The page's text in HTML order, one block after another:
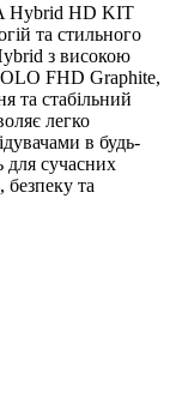
Hybrid HD KIT
та стильного
з високою
FHD Graphite,
та стабільний
легко
в будь-
для сучасних
безпеку та